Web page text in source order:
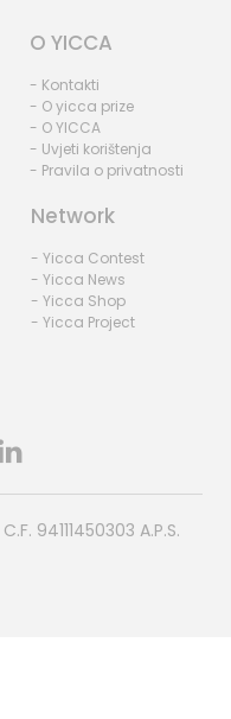
O YICCA
- Kontakti
- O yicca prize
- O YICCA
- Uvjeti korištenja
- Pravila o privatnosti
Network
- Yicca Contest
- Yicca News
- Yicca Shop
- Yicca Project
94111450303 A.P.S.